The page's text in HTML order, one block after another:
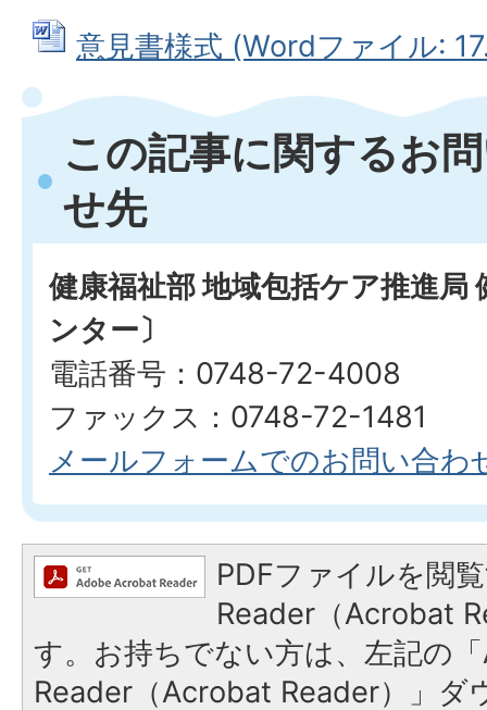
意見書様式 (Wordファイル:
この記事に関するお
せ先
健康福祉部 地域包括ケア推進局
ンター〕
電話番号：0748-72-4008
ファックス：0748-72-1481
メールフォームでのお問い合わ
PDFファイルを閲
Reader（Acrobat
す。お持ちでない方は、左記の
Reader（Acrobat Reader）」ダ